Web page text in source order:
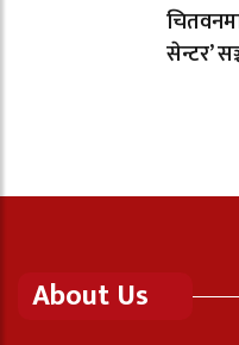
सेन्टर’
About Us